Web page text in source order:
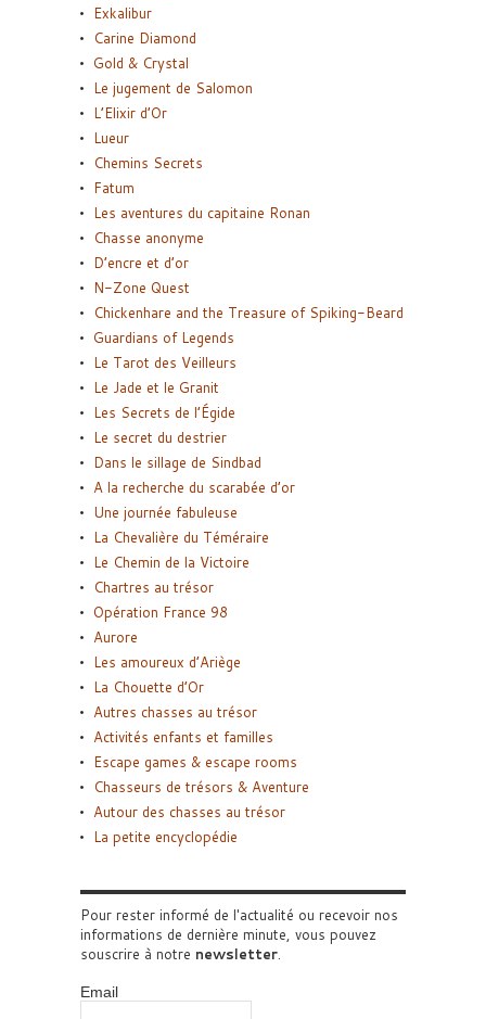
Exkalibur
Carine Diamond
Gold & Crystal
Le jugement de Salomon
L’Elixir d’Or
Lueur
Chemins Secrets
Fatum
Les aventures du capitaine Ronan
Chasse anonyme
D’encre et d’or
N-Zone Quest
Chickenhare and the Treasure of Spiking-Beard
Guardians of Legends
Le Tarot des Veilleurs
Le Jade et le Granit
Les Secrets de l’Égide
Le secret du destrier
Dans le sillage de Sindbad
A la recherche du scarabée d’or
Une journée fabuleuse
La Chevalière du Téméraire
Le Chemin de la Victoire
Chartres au trésor
Opération France 98
Aurore
Les amoureux d’Ariège
La Chouette d’Or
Autres chasses au trésor
Activités enfants et familles
Escape games & escape rooms
Chasseurs de trésors & Aventure
Autour des chasses au trésor
La petite encyclopédie
Pour rester informé de l'actualité ou recevoir nos
informations de dernière minute, vous pouvez
souscrire à notre newsletter.
Email